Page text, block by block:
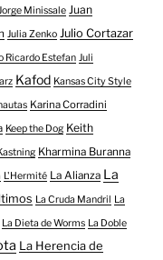
Minissale Juan
Julia Zenko Julio Cortazar
Ricardo Estefan Juli
Kafod Kansas City Style
Karina Corradini
Keep the Dog Keith
Kharmina Buranna
L'Hermité La Alianza La
La Cruda Mandril La
La Dieta de Worms La Doble
La Herencia de